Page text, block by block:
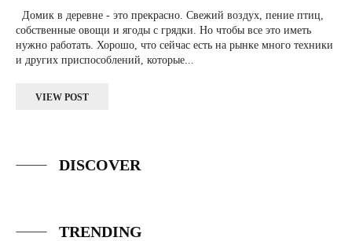
собственные овощи и ягоды с грядки. Но чтобы все это иметь
нужно работать. Хорошо, что сейчас есть на рынке много техники
и других приспособлений, которые...
VIEW POST
DISCOVER
TRENDING